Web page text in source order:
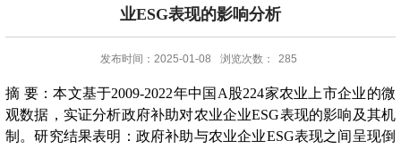
业ESG表现的影响分析
发布时间：2025-01-08 浏览次数： 285
摘 要：本文基于2009-2022年中国A股224家农业上市企业的微
观数据，实证分析政府补助对农业企业ESG表现的影响及其机
制。研究结果表明：政府补助与农业企业ESG表现之间呈现倒